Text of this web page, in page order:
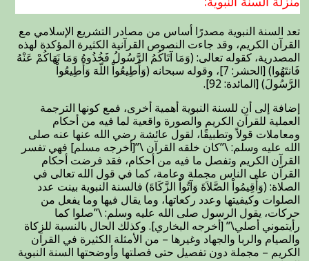
تعد السنة النبوية مصدرًا أساس من مصادر التشريع الإسلامي مع
القرآن الكريم، وقد جاءت النصوص القرآنية الكثيرة المؤكدة لهذه
المصدرية، كقوله تعالى: (وَمَا آتَاكُمُ الرَّسُولُ فَخُذُوهُ وَمَا نَهَاكُمْ عَنْهُ
فَانتَهُوا) [الحشر: 7]، وقوله سبحانه (وَأَطِيعُواْ اللّهَ وَأَطِيعُواْ
الرَّسُولَ) [المائدة: 92].
إضافة إلى أن للسنة النبوية أهمية أخرى، فمع كونها الترجمة
العملية للقرآن الكريم والصورة واقعية لما فيه من أحكام
ومعاملات قولاً وتطبيقًا، لقول عائشة رضي الله عنها عنه صلى
الله عليه وسلم: \”كان خلقه القرآن \”[أخرجه مسلم] فهي تفسر
القرآن الكريم وتفصل ما فيه من أحكام، فقد فرضت أحكام
القرآن على الناس مجملة وعامة، كما في قول الله تعالى في
الصلاة: (وَأَقِيمُواْ الصَّلاَةَ وَآتُواْ الزَّكَاةَ) فالسنة النبوية بينت عدد
الصلوات وكيفيتها وعدد ركعاتها، وما يقال فيها وما يفعل من
حركات، يقول الرسول صلى الله عليه وسلم: \”صلوا كما
رأيتموني أصلي\” [أخرجه البخاري]. وكذلك الحال بالنسبة للزكاة
والصيام والربا والجهاد وغيرها – من الأمثلة الكثيرة في القرآن
الكريم – مجملة دون تفصيل حتى فصلتها وأوضحتها السنة النبوية